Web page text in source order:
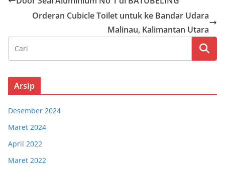
Orderan Cubicle Toilet untuk ke Bandar Udara
Malinau, Kalimantan Utara
Arsip
Desember 2024
Maret 2024
April 2022
Maret 2022